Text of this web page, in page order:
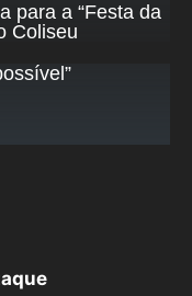
para a “Festa da
Coliseu